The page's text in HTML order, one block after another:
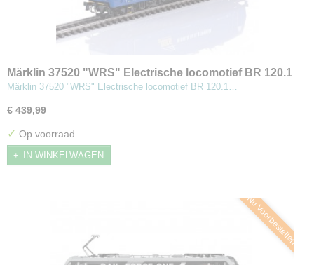
Märklin 37520 "WRS" Electrische locomotief BR 120.1
Märklin 37520 "WRS" Electrische locomotief BR 120.1…
€ 439,99
✓ Op voorraad
IN WINKELWAGEN
Nu Voorbestellen